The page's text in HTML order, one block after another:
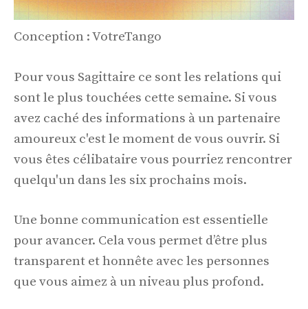
Conception : VotreTango
Pour vous Sagittaire ce sont les relations qui
sont le plus touchées cette semaine. Si vous
avez caché des informations à un partenaire
amoureux c'est le moment de vous ouvrir. Si
vous êtes célibataire vous pourriez rencontrer
quelqu'un dans les six prochains mois.
Une bonne communication est essentielle
pour avancer. Cela vous permet d’être plus
transparent et honnête avec les personnes
que vous aimez à un niveau plus profond.